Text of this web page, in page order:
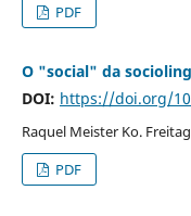
PDF
O "social" da
DOI: https://doi.org/
Raquel Meister Ko. Freitag
PDF